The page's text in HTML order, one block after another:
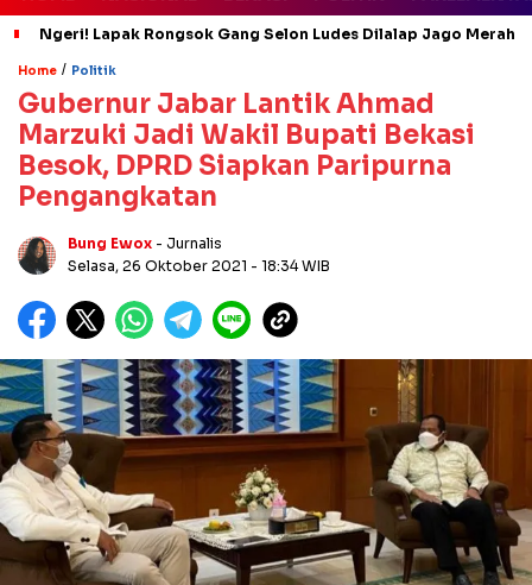
Ngeri! Lapak Rongsok Gang Selon Ludes Dilalap Jago Merah
Home / Politik
Gubernur Jabar Lantik Ahmad
Marzuki Jadi Wakil Bupati Bekasi
Besok, DPRD Siapkan Paripurna
Pengangkatan
Bung Ewox - Jurnalis
Selasa, 26 Oktober 2021 - 18:34 WIB